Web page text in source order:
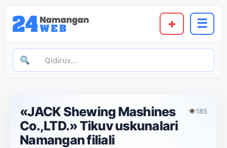
+ ☰
«JACK Shewing Mashines
Co.,LTD.» Tikuv uskunalari
Namangan filiali
👁185